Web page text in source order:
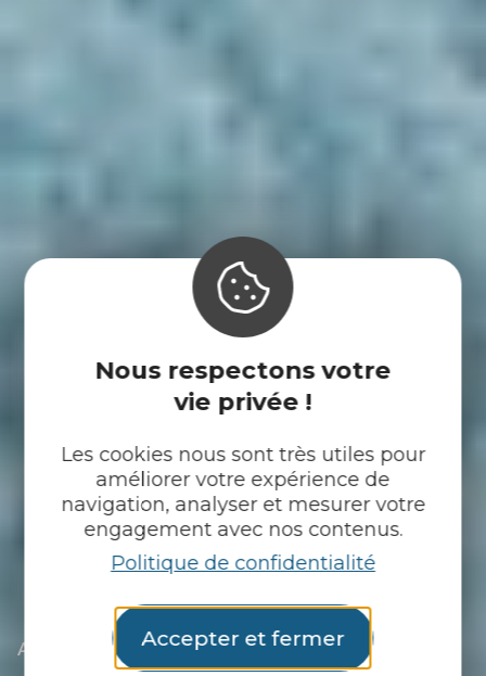
Nous respectons votre
vie privée !
Les cookies nous sont très utiles pour
améliorer votre expérience de
navigation, analyser et mesurer votre
engagement avec nos contenus.
Politique de confidentialité
Accepter et fermer
Accueil Tu découvres Les gens d’ici
Mylène Huguet, même pas peur des chauves-